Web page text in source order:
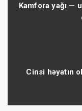
Kamfora yağı —
Cinsi həyatın